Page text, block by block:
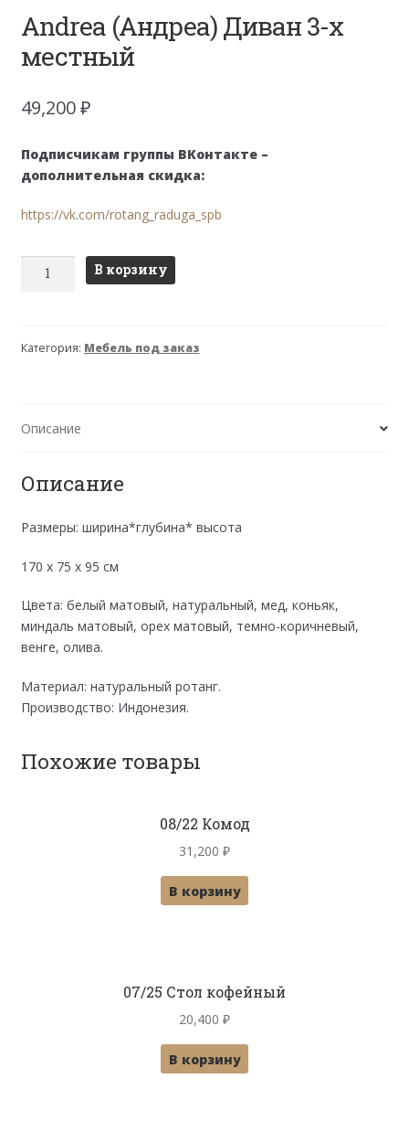
Andrea (Андреа) Диван 3-х
местный
49,200₽
Подписчикам группы ВКонтакте –
дополнительная скидка:
https://vk.com/rotang_raduga_spb
Количество
Диван
В корзину
Категория: Мебель под заказ
Описание
Описание
Размеры: ширина*глубина* высота
170 х 75 х 95 см
Цвета: белый матовый, натуральный, мед, коньяк,
миндаль матовый, орех матовый, темно-коричневый,
венге, олива.
Материал: натуральный ротанг.
Производство: Индонезия.
Похожие товары
08/22 Комод
31,200 ₽
В корзину
07/25 Стол кофейный
20,400 ₽
В корзину